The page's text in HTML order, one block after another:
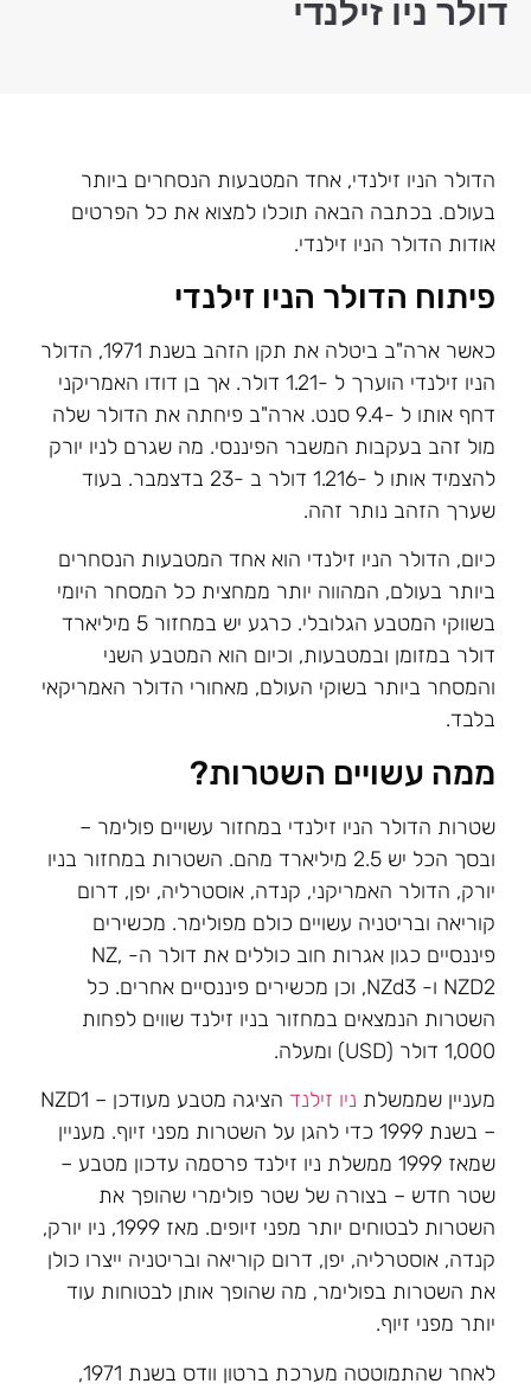
דולר ניו זילנדי
הדולר הניו זילנדי, אחד המטבעות הנסחרים ביותר
בעולם. בכתבה הבאה תוכלו למצוא את כל הפרטים
אודות הדולר הניו זילנדי.
פיתוח הדולר הניו זילנדי
כאשר ארה"ב ביטלה את תקן הזהב בשנת 1971, הדולר
הניו זילנדי הוערך ל -1.21 דולר. אך בן דודו האמריקני
דחף אותו ל -9.4 סנט. ארה"ב פיחתה את הדולר שלה
מול זהב בעקבות המשבר הפיננסי. מה שגרם לניו יורק
להצמיד אותו ל -1.216 דולר ב -23 בדצמבר. בעוד
שערך הזהב נותר זהה.
כיום, הדולר הניו זילנדי הוא אחד המטבעות הנסחרים
ביותר בעולם, המהווה יותר ממחצית כל המסחר היומי
בשווקי המטבע הגלובלי. כרגע יש במחזור 5 מיליארד
דולר במזומן ובמטבעות, וכיום הוא המטבע השני
והמסחר ביותר בשוקי העולם, מאחורי הדולר האמריקאי
בלבד.
ממה עשויים השטרות?
שטרות הדולר הניו זילנדי במחזור עשויים פולימר –
ובסך הכל יש 2.5 מיליארד מהם. השטרות במחזור בניו
יורק, הדולר האמריקני, קנדה, אוסטרליה, יפן, דרום
קוריאה ובריטניה עשויים כולם מפולימר. מכשירים
פיננסיים כגון אגרות חוב כוללים את דולר ה- NZ,
NZD2 ו- NZd3, וכן מכשירים פיננסיים אחרים. כל
השטרות הנמצאים במחזור בניו זילנד שווים לפחות
1,000 דולר (USD) ומעלה.
מעניין שממשלת ניו זילנד
הציגה מטבע מעודכן – NZD1
– בשנת 1999 כדי להגן על השטרות מפני זיוף. מעניין
שמאז 1999 ממשלת ניו זילנד פרסמה עדכון מטבע –
שטר חדש – בצורה של שטר פולימרי שהופך את
השטרות לבטוחים יותר מפני זיופים. מאז 1999, ניו יורק,
קנדה, אוסטרליה, יפן, דרום קוריאה ובריטניה ייצרו כולן
את השטרות בפולימר, מה שהופך אותן לבטוחות עוד
יותר מפני זיוף.
לאחר שהתמוטטה מערכת ברטון וודס בשנת 1971,